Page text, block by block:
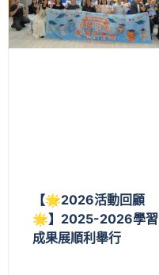
【🌟2026活動回顧
🌟】2025-2026學習
成果展順利舉行